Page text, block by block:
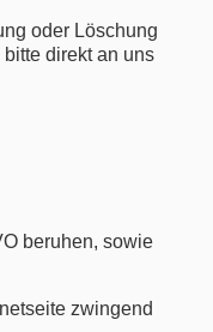
oder Löschung
direkt an uns
beruhen, sowie
zwingend